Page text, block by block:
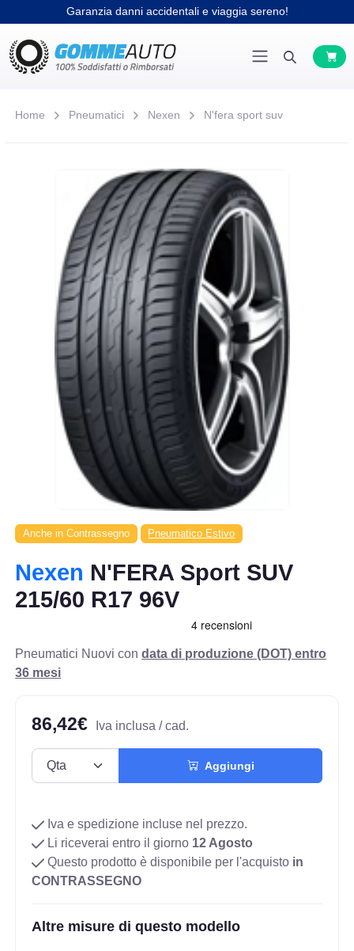
Garanzia danni accidentali e viaggia sereno!
Home Pneumatici Nexen N'fera sport suv
Anche in Contrassegno Pneumatico Estivo
Nexen N'FERA Sport SUV
215/60 R17 96V
Pneumatici Nuovi condata di produzione (DOT) entro
36 mesi
86,42€ Iva inclusa / cad.
Aggiungi
Iva e spedizione incluse nel prezzo.
Li riceverai entro il giorno 12 Agosto
Questo prodotto è disponibile per l'acquisto in
CONTRASSEGNO
Altre misure di questo modello